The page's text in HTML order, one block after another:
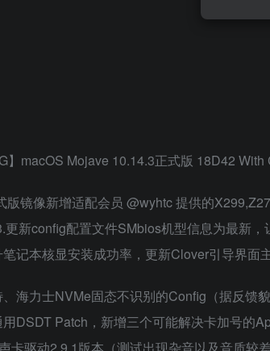
版镜像新增适配会员 @wyhtc 提供的
更新config配置文件SMbios机型信息为最新
记本核显安装成功率，更新Clover引导界面
海力士NVMe固态不识别的Config（据反馈
DSDT Patch，新增三个可能解决卡加号的